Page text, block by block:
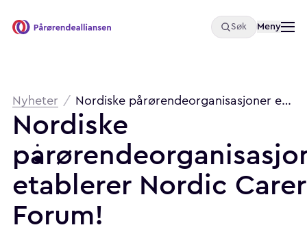
Pårørendealliansen Søk Åpne
Meny
Brødsmulesti
Nyheter / Nordiske pårørendeorganisasjoner etablerer Nordic Carers Forum!
Nordiske
etablerer Nordic
Forum!